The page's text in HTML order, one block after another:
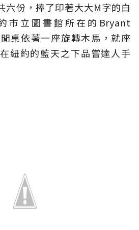
六份，捧了印著大大M字的白
市立圖書館所在的Bryant
桌依著一座旋轉木馬，就座
紐約的藍天之下品嘗達人手